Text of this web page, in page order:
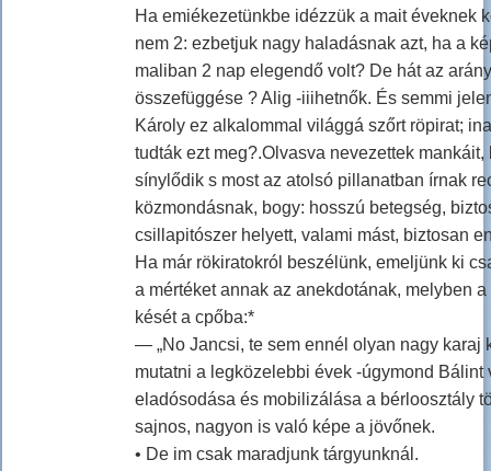
Ha emiékezetünkbe idézzük a mait éveknek
nem 2: ezbetjuk nagy haladásnak azt, ha a
maliban 2 nap elegendő volt? De hát az
összefüggése ? Alig -iiihetnők. És semmi
Károly ez alkalommal világgá szőrt röpirat;
tudták ezt meg?.Olvasva nevezettek
sínylődik s most az atolsó pillanatban írnak
közmondásnak, bogy: hosszú betegség,
csillapitószer helyett, valami mást, biztosan
Ha már rökiratokról beszélünk, emeljünk ki
a mértéket annak az anekdotának, melyben
kését a cpőba:*
— „No Jancsi, te sem ennél olyan nagy karaj
mutatni a legközelebbi évek -úgymond
eladósodása és mobilizálása a bérloosztály
sajnos, nagyon is való képe a jövőnek.
• De im csak maradjunk tárgyunknál.